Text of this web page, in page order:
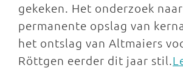
gekeken. Het onderzoek naar
permanente opslag van
het ontslag van Altmaiers
Röttgen eerder dit jaar stil.